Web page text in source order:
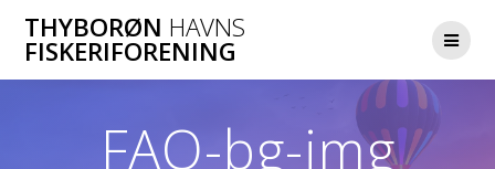
THYBORØN HAVNS
FISKERIFORENING
FAQ-bg-img